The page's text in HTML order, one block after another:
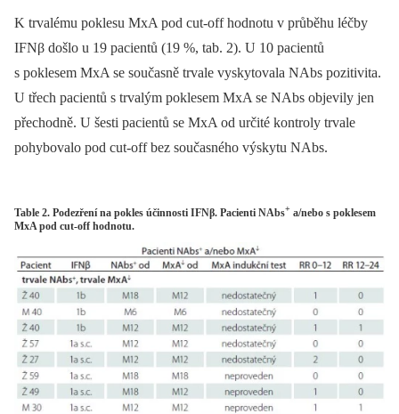
K trvalému poklesu MxA pod cut-off hodnotu v průběhu léčby
IFNβ došlo u 19 pacientů (19 %, tab. 2). U 10 pacientů
s poklesem MxA se současně trvale vyskytovala NAbs pozitivita.
U třech pacientů s trvalým poklesem MxA se NAbs objevily jen
přechodně. U šesti pacientů se MxA od určité kontroly trvale
pohybovalo pod cut-off bez současného výskytu NAbs.
Table 2. Podezření na pokles účinnosti IFNβ. Pacienti NAbs+ a/nebo s poklesem
MxA pod cut-off hodnotu.